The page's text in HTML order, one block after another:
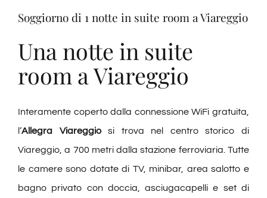
Soggiorno di 1 notte in suite room a Viareggio
Una notte in suite
room a Viareggio
Interamente coperto dalla connessione WiFi gratuita,
l’Allegra Viareggiosi trova nel centro storico di
Viareggio, a 700 metri dalla stazione ferroviaria.Tutte
le camere sono dotate di TV, minibar, area salotto e
bagno privato con doccia, asciugacapelli e set di